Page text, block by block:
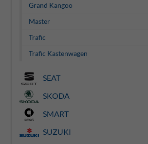
Grand Kangoo
Master
Trafic
Trafic Kastenwagen
SEAT
SKODA
SMART
SUZUKI